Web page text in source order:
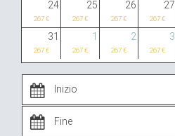
24 25 26 27
267 € 267 € 267 € 267 €
31 1 2 3
267 € 267 € 267 € 267 €